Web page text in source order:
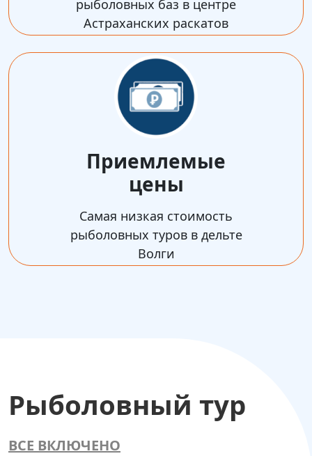
рыболовных баз в центре
Астраханских раскатов
Приемлемые
цены
Самая низкая стоимость
рыболовных туров в дельте
Волги
Рыболовный тур
ВСЕ ВКЛЮЧЕНО